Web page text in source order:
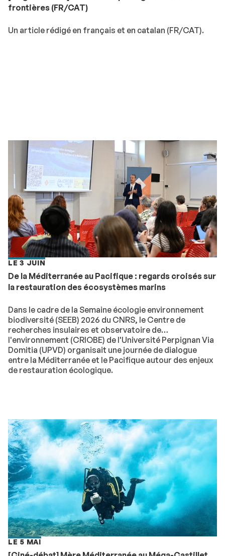
frontières (FR/CAT)
Un article rédigé en français et en catalan (FR/CAT).
LE 3 JUIN
De la Méditerranée au Pacifique : regards croisés sur
la restauration des écosystèmes marins
Dans le cadre de la Semaine écologie environnement
biodiversité (SEEB) 2026 du CNRS, le Centre de
recherches insulaires et observatoire de
l'environnement (CRIOBE) de l'Université Perpignan Via
Domitia (UPVD) organisait une journée de dialogue
entre la Méditerranée et le Pacifique autour des enjeux
de restauration écologique.
LE 5 MAI